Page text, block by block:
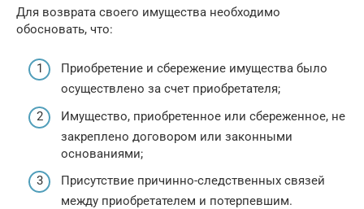
Для возврата своего имущества необходимо
обосновать, что:
Приобретение и сбережение имущества было
осуществлено за счет приобретателя;
Имущество, приобретенное или сбереженное, не
закреплено договором или законными
основаниями;
Присутствие причинно-следственных связей
между приобретателем и потерпевшим.